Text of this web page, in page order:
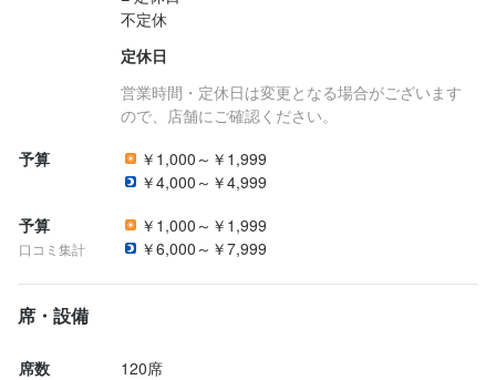
不定休
定休日
営業時間・定休日は変更となる場合がございます
ので、店舗にご確認ください。
予算
￥1,000～￥1,999
￥4,000～￥4,999
予算
口コミ集計
￥1,000～￥1,999
￥6,000～￥7,999
席・設備
席数 120席